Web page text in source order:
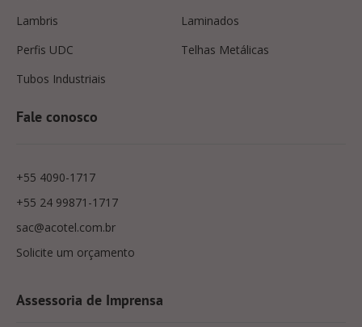
Lambris
Laminados
Perfis UDC
Telhas Metálicas
Tubos Industriais
Fale conosco
+55 4090-1717
+55 24 99871-1717
sac@acotel.com.br
Solicite um orçamento
Assessoria de Imprensa